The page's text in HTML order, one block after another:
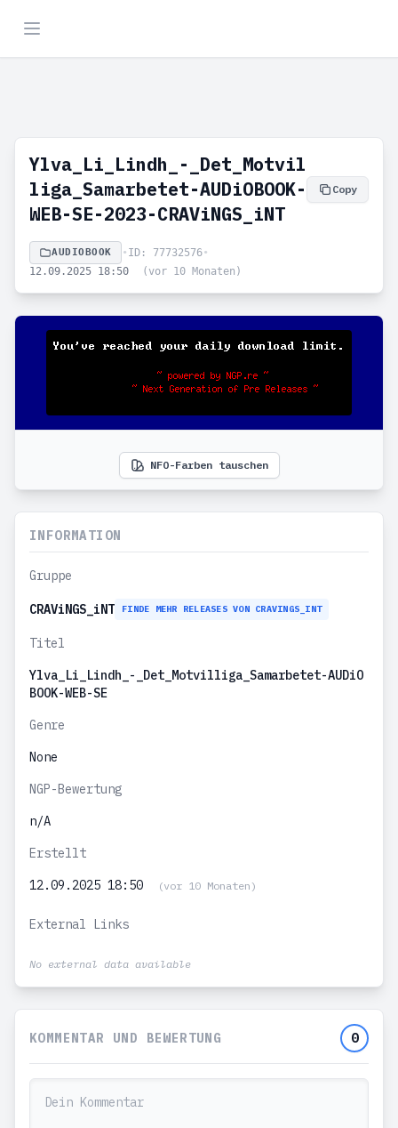
Ylva_Li_Lindh_-_Det_Motvil
liga_Samarbetet-AUDiOBOOK-
WEB-SE-2023-CRAViNGS_iNT
Copy
AUDIOBOOK • ID: 77732576•
12.09.2025 18:50
(vor 10 Monaten)
NFO-Farben tauschen
INFORMATION
Gruppe
CRAViNGS_iNT FINDE MEHR RELEASES VON CRAVINGS_INT
Titel
Ylva_Li_Lindh_-_Det_Motvilliga_Samarbetet-AUDiO
BOOK-WEB-SE
Genre
None
NGP-Bewertung
n/A
Erstellt
12.09.2025 18:50
(vor 10 Monaten)
External Links
No external data available
KOMMENTAR UND BEWERTUNG 0